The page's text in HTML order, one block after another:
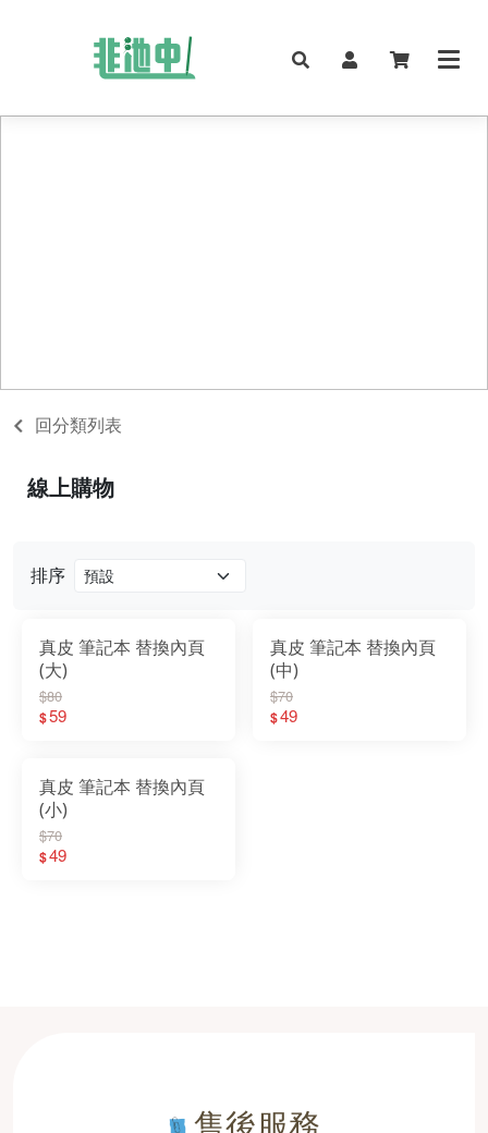
回分類列表
排序
真皮 筆記本 替換內頁
(大)
$80
$59
真皮 筆記本 替換內頁
(中)
$70
$49
真皮 筆記本 替換內頁
(小)
$70
$49
線上購物
售後服務